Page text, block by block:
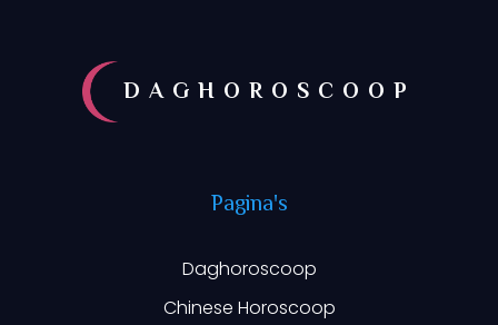
DAGHOROSCOOP
Pagina's
Daghoroscoop
Chinese Horoscoop